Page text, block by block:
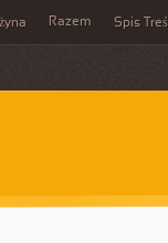
Razem Spis